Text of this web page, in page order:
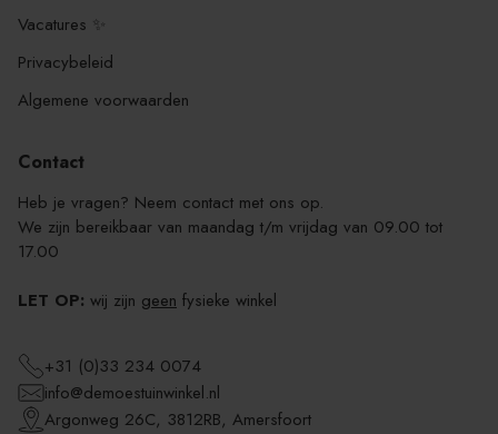
Vacatures ✨
Privacybeleid
Algemene voorwaarden
Contact
Heb je vragen? Neem contact met ons op.
We zijn bereikbaar van maandag t/m vrijdag van 09.00 tot
17.00
LET OP: wij zijn geen fysieke winkel
+31 (0)33 234 0074
info@demoestuinwinkel.nl
Argonweg 26C, 3812RB, Amersfoort